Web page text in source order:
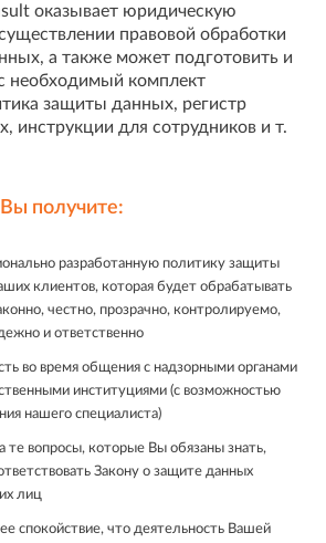
оказывает юридическую
правовой обработки
а также может подготовить и
необходимый комплект
защиты данных, регистр
инструкции для сотрудников и т.
получите:
разработанную политику защиты
клиентов, которая будет обрабатывать
честно, прозрачно, контролируемо,
и ответственно
во время общения с надзорными органами
институциями (с возможностью
нашего специалиста)
те вопросы, которые Вы обязаны знать,
Закону о защите данных
лиц
спокойствие, что деятельность Вашей